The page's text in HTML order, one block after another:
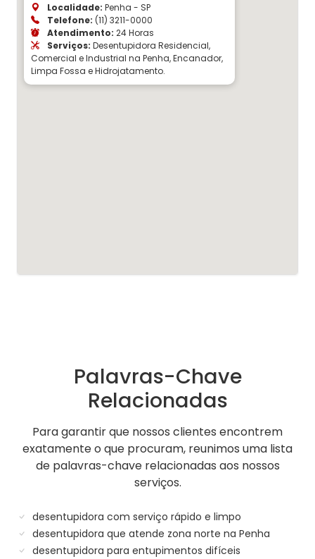
Localidade: Penha - SP
Telefone: (11) 3211-0000
Atendimento: 24 Horas
Serviços: Desentupidora Residencial,
Comercial e Industrial na Penha, Encanador,
Limpa Fossa e Hidrojatamento.
Palavras-Chave
Relacionadas
Para garantir que nossos clientes encontrem
exatamente o que procuram, reunimos uma lista
de palavras-chave relacionadas aos nossos
serviços.
desentupidora com serviço rápido e limpo
desentupidora que atende zona norte na Penha
desentupidora para entupimentos difíceis